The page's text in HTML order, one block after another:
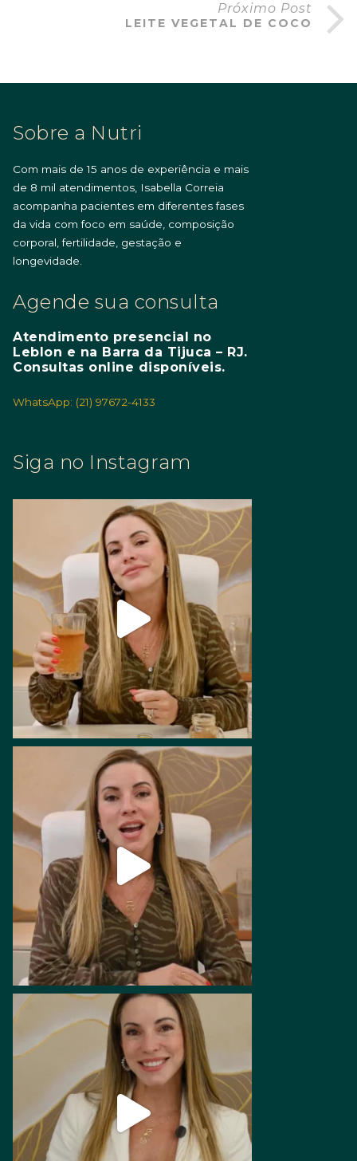
Próximo Post
LEITE VEGETAL DE COCO
Sobre a Nutri
Com mais de 15 anos de experiência e mais
de 8 mil atendimentos, Isabella Correia
acompanha pacientes em diferentes fases
da vida com foco em saúde, composição
corporal, fertilidade, gestação e
longevidade.
Agende sua consulta
Atendimento presencial no
Leblon e na Barra da Tijuca – RJ.
Consultas online disponíveis.
WhatsApp: (21) 97672-4133
Siga no Instagram